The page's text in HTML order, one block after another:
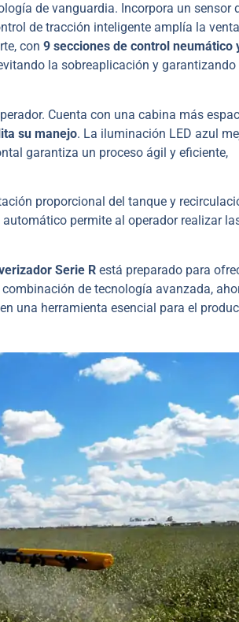
de vanguardia. Incorpora un sensor
de tracción inteligente amplía la
con 9 secciones de control neumático
la sobreaplicación y garantizando
Cuenta con una cabina más
su manejo. La iluminación LED azul
garantiza un proceso ágil y eficiente,
proporcional del tanque y
permite al operador realizar
Serie R está preparado para
de tecnología avanzada,
en una herramienta esencial para el